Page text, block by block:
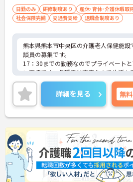
日勤のみ 研修制度あり 産休･育休･介護休暇取
社会保険完備
交通費支給 退職金制度あり
熊本県熊本市中央区の介護老人保健施設
談員の募集です。
17：30までの勤務なのでプライベート
い環境です。各種手当充実なので生活
ご興味のある方は、面接のポイントをお
のでお気軽にお問い合せください。
詳細を見る 無料